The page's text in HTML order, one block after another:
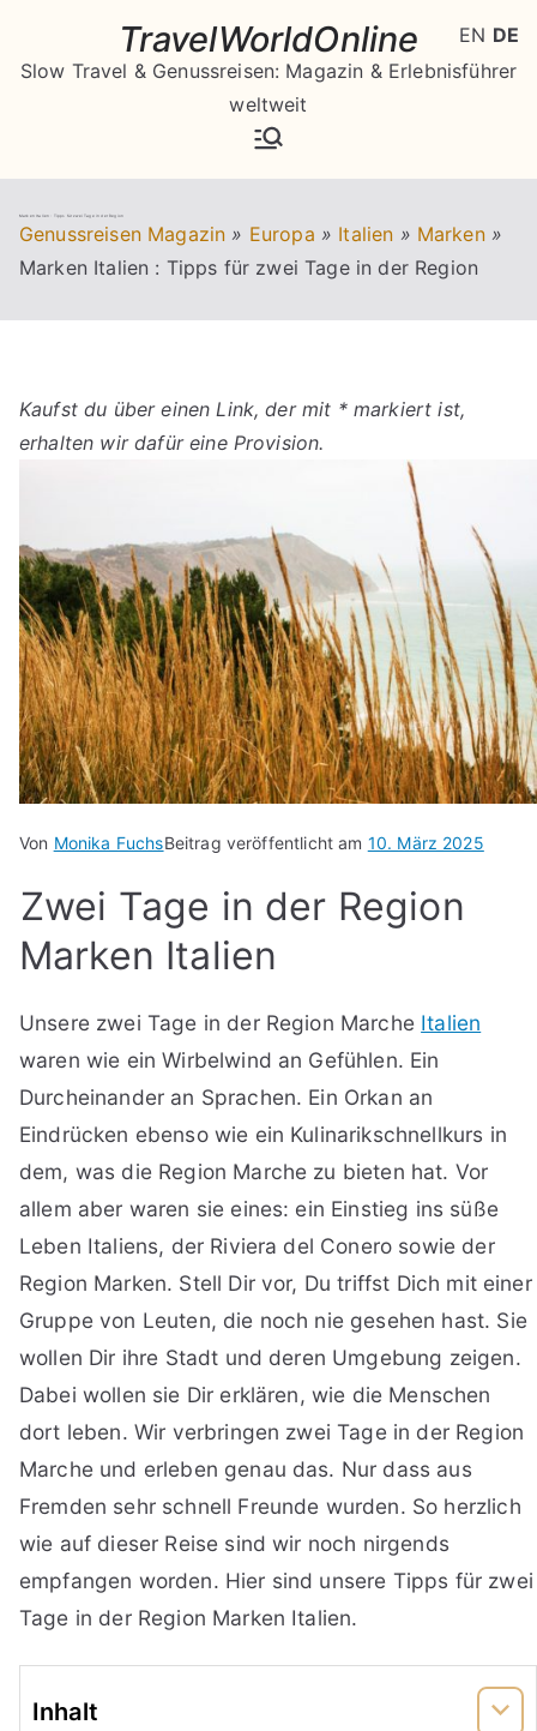
springen
TravelWorldOnline
Slow Travel & Genussreisen: Magazin & Erlebnisführer
weltweit
Marken Italien : Tipps für zwei Tage in der Region
Genussreisen Magazin » Europa » Italien » Marken »
Marken Italien : Tipps für zwei Tage in der Region
Kaufst du über einen Link, der mit * markiert ist,
erhalten wir dafür eine Provision.
Von Monika FuchsBeitrag veröffentlicht am 10. März 2025
Zwei Tage in der Region
Marken Italien
Unsere zwei Tage in der Region Marche Italien
waren wie ein Wirbelwind an Gefühlen. Ein
Durcheinander an Sprachen. Ein Orkan an
Eindrücken ebenso wie ein Kulinarikschnellkurs in
dem, was die Region Marche zu bieten hat. Vor
allem aber waren sie eines: ein Einstieg ins süße
Leben Italiens, der Riviera del Conero sowie der
Region Marken. Stell Dir vor, Du triffst Dich mit einer
Gruppe von Leuten, die noch nie gesehen hast. Sie
wollen Dir ihre Stadt und deren Umgebung zeigen.
Dabei wollen sie Dir erklären, wie die Menschen
dort leben. Wir verbringen zwei Tage in der Region
Marche und erleben genau das. Nur dass aus
Fremden sehr schnell Freunde wurden. So herzlich
wie auf dieser Reise sind wir noch nirgends
empfangen worden. Hier sind unsere Tipps für zwei
Tage in der Region Marken Italien.
Inhalt
EN DE